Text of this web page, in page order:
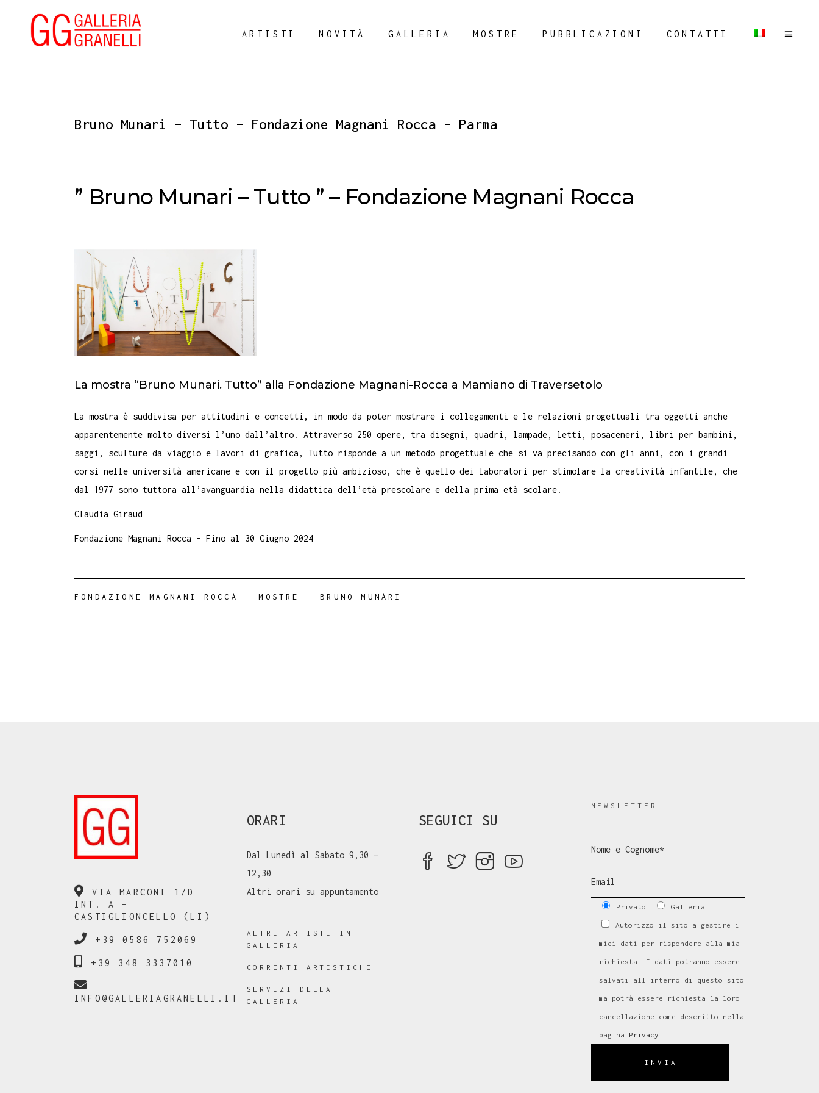
ARTISTI NOVITÀ GALLERIA MOSTRE PUBBLICAZIONI CONTATTI
Bruno Munari – Tutto – Fondazione Magnani Rocca – Parma
” Bruno Munari – Tutto ” – Fondazione Magnani Rocca
La mostra “Bruno Munari. Tutto” alla Fondazione Magnani-Rocca a Mamiano di Traversetolo
La mostra è suddivisa per attitudini e concetti, in modo da poter mostrare i collegamenti e le relazioni progettuali tra oggetti anche
apparentemente molto diversi l’uno dall’altro. Attraverso 250 opere, tra disegni, quadri, lampade, letti, posaceneri, libri per bambini,
saggi, sculture da viaggio e lavori di grafica, Tutto risponde a un metodo progettuale che si va precisando con gli anni, con i grandi
corsi nelle università americane e con il progetto più ambizioso, che è quello dei laboratori per stimolare la creatività infantile, che
dal 1977 sono tuttora all’avanguardia nella didattica dell’età prescolare e della prima età scolare.
Claudia Giraud
Fondazione Magnani Rocca – Fino al 30 Giugno 2024
FONDAZIONE MAGNANI ROCCA -MOSTRE -BRUNO MUNARI
VIA MARCONI 1/D
INT. A –
CASTIGLIONCELLO (LI)
+39 0586 752069
+39 348 3337010
INFO@GALLERIAGRANELLI.IT
ORARI
Dal Lunedì al Sabato 9,30 –
12,30
Altri orari su appuntamento
ALTRI ARTISTI IN
GALLERIA
CORRENTI ARTISTICHE
SERVIZI DELLA
GALLERIA
SEGUICI SU
NEWSLETTER
Privato Galleria
Autorizzo il sito a gestire i
miei dati per rispondere alla mia
richiesta. I dati potranno essere
salvati all'interno di questo sito
ma potrà essere richiesta la loro
cancellazione come descritto nella
pagina Privacy
INVIA